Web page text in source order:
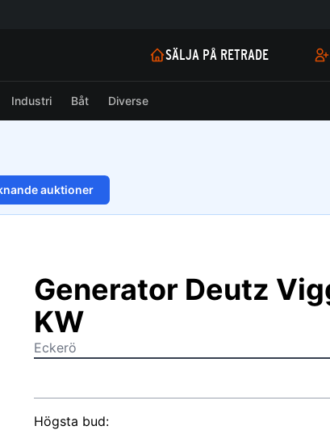
SÄLJA PÅ RETRADE
Industri Båt Diverse
auktioner
Generator Deutz
KW
Eckerö
Högsta bud: